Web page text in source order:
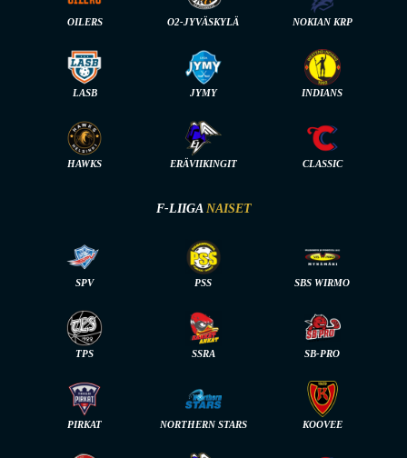
OILERS O2-JYVÄSKYLÄ NOKIAN KRP
LASB JYMY INDIANS
HAWKS ERÄVIIKINGIT CLASSIC
F-LIIGA NAISET
SPV PSS SBS WIRMO
TPS SSRA SB-PRO
PIRKAT NORTHERN STARS KOOVEE